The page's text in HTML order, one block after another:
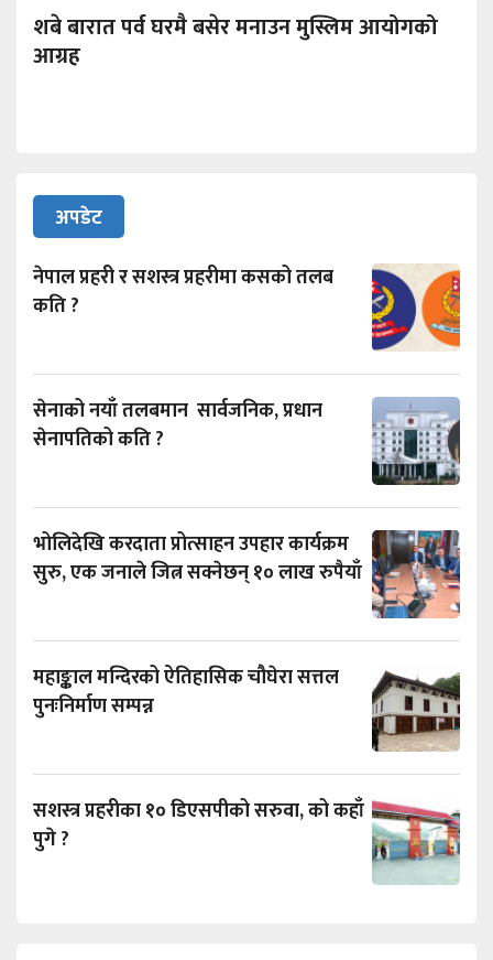
शबे बारात पर्व घरमै बसेर मनाउन मुस्लिम आयोगको
आग्रह
अपडेट
नेपाल प्रहरी र सशस्त्र प्रहरीमा कसको तलब
कति ?
सेनाको नयाँ तलबमान सार्वजनिक, प्रधान
सेनापतिको कति ?
भोलिदेखि करदाता प्रोत्साहन उपहार कार्यक्रम
सुरु, एक जनाले जित्न सक्नेछन् १० लाख रुपैयाँ
महाङ्काल मन्दिरको ऐतिहासिक चौघेरा सत्तल
पुनःनिर्माण सम्पन्न
सशस्त्र प्रहरीका १० डिएसपीको सरुवा, को कहाँ
पुगे ?